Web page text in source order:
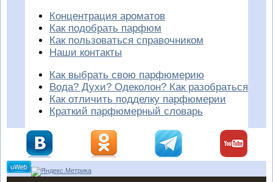
Концентрация ароматов
Как подобрать парфюм
Как пользоваться справочником
Наши контакты
Как выбрать свою парфюмерию
Вода? Духи? Одеколон? Как разобраться
Как отличить подделку парфюмерии
Краткий парфюмерный словарь